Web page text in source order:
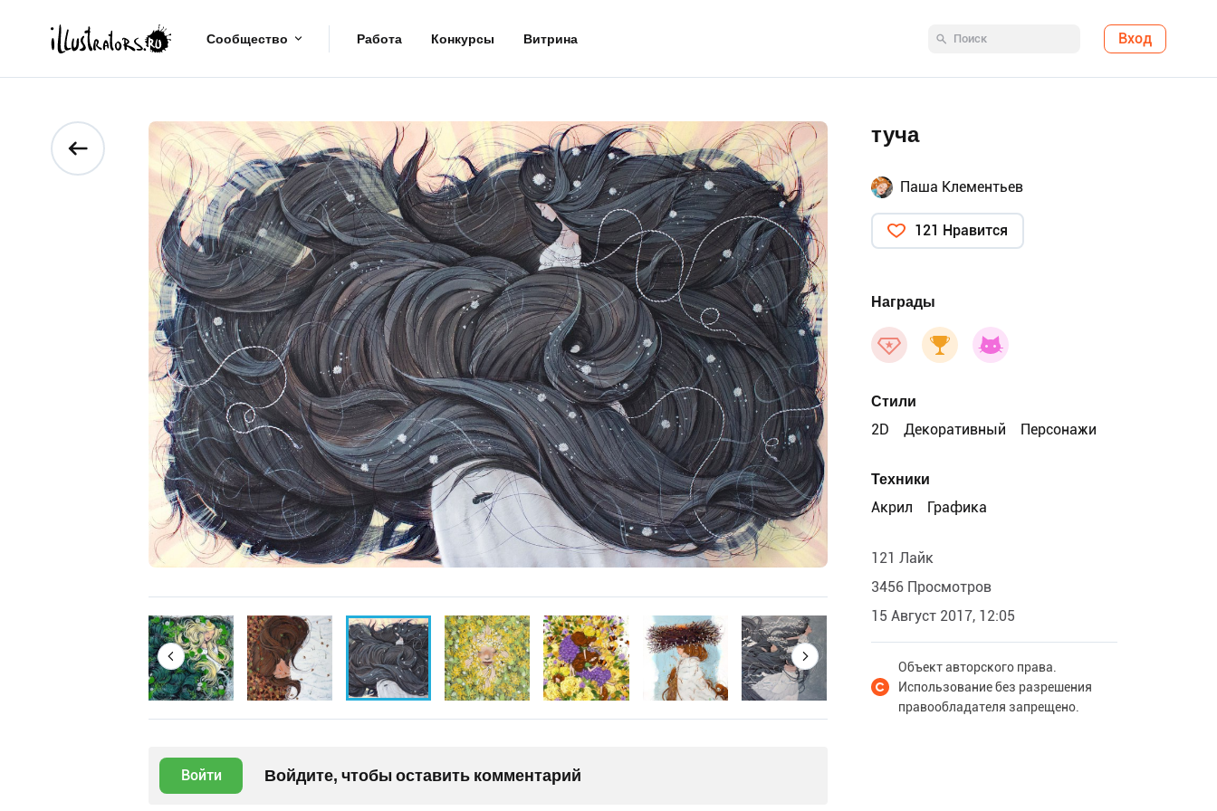
Сообщество Работа Конкурсы Витрина Вход
Войти Войдите, чтобы оставить комментарий
туча
Паша Клементьев
121 Нравится
Награды
Стили
2D
Декоративный Персонажи
Техники
Акрил
Графика
121 Лайк
3456 Просмотров
15 Август 2017, 12:05
Объект авторского права.
Использование без разрешения
правообладателя запрещено.